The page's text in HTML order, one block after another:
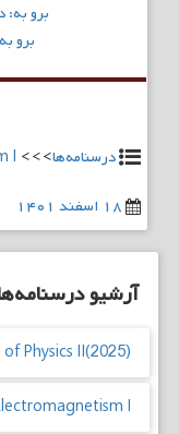
برو
برو
درسنامه‌ها>>>
I
۱۸ اسفند ۱۴۰۱
آرشیو
Physics II(2025)
I